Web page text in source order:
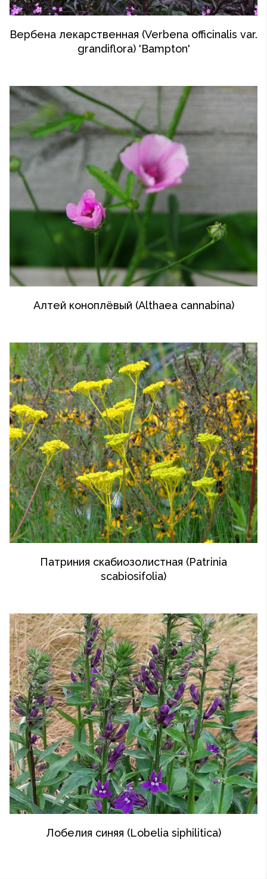
Вербена лекарственная (Verbena officinalis var.
grandiflora) 'Bampton'
Алтей коноплёвый (Althaea cannabina)
Патриния скабиозолистная (Patrinia
scabiosifolia)
Лобелия синяя (Lobelia siphilitica)